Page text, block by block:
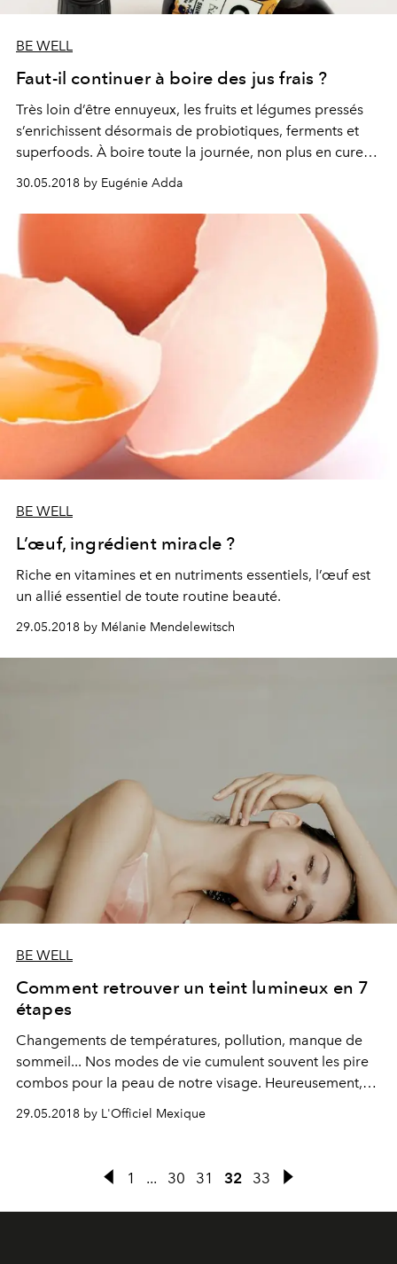
BE WELL
Faut-il continuer à boire des jus frais ?
Très loin d’être ennuyeux, les fruits et légumes pressés
s’enrichissent désormais de probiotiques, ferments et
superfoods. À boire toute la journée, non plus en cure
détox mais en véritable allié bien-être.
30.05.2018 by Eugénie Adda
BE WELL
L’œuf, ingrédient miracle ?
Riche en vitamines et en nutriments essentiels, l’œuf est
un allié essentiel de toute routine beauté.
29.05.2018 by Mélanie Mendelewitsch
BE WELL
Comment retrouver un teint lumineux en 7
étapes
Changements de températures, pollution, manque de
sommeil... Nos modes de vie cumulent souvent les pire
combos pour la peau de notre visage. Heureusement,
on vous donne 7 conseils simplissime pour contrer les
agressions et retrouver une mine glowy.
29.05.2018 by L'Officiel Mexique
1 ... 30 31 32 33